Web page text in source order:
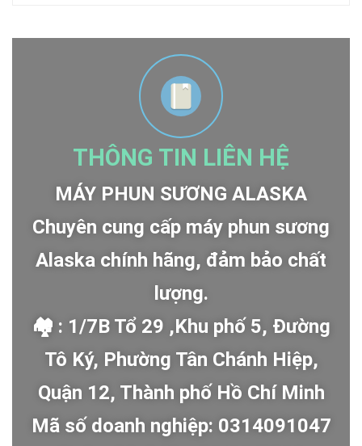
THÔNG TIN LIÊN HỆ
MÁY PHUN SƯƠNG ALASKA
Chuyên cung cấp máy phun sương
Alaska chính hãng, đảm bảo chất
lượng.
🏘 : 1/7B Tổ 29 ,Khu phố 5, Đường
Tô Ký, Phường Tân Chánh Hiệp,
Quận 12, Thành phố Hồ Chí Minh
Mã số doanh nghiệp: 0314091047